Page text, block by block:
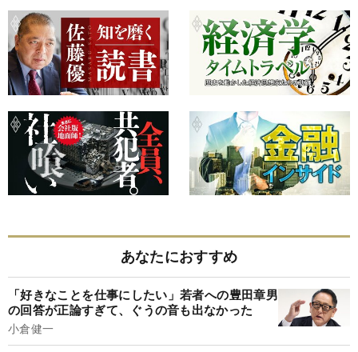
あなたにおすすめ
「好きなことを仕事にしたい」若者への豊田章男
の回答が正論すぎて、ぐうの音も出なかった
小倉健一